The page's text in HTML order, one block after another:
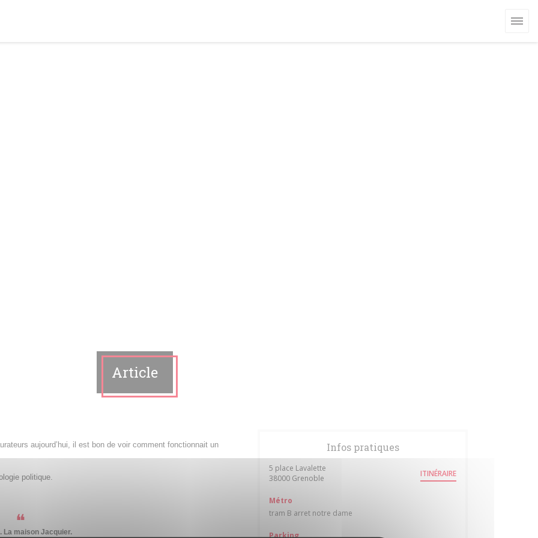
Article
aujourd’hui, il est bon de voir comment fonctionnait un
politique.
La maison Jacquier.
Infos pratiques
5 place Lavalette
38000 Grenoble ((ouvre une nouvelle fenêtre))ITINÉRAIRE
Métro
tram B arret notre dame
Parking